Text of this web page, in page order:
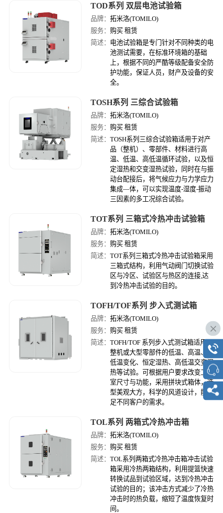
TOD系列 双层电池试验箱
品牌：拓米洛(TOMILO)
服务： 购买 租赁
简述： 电池试验箱是专门针对不同种类的电
池测试需要，在标准环境箱的基础
上，根据不同的严酷等级配备安全防
护功能，保证人员，财产及设备的安
全。
TOSH系列 三综合试验箱
品牌：拓米洛(TOMILO)
服务： 购买 租赁
简述：TOSH系列三综合试验箱适用于对产
品（整机）、零部件、材料进行高
温、低温、高低温循环试验，以及恒
定湿热和交变湿热试验，同时在与振
动台配接后，将气候应力与力学应力
集成—体，可以实现温度-湿度-振动
三因素的多工况综合试验。
TOT系列 三箱式冷热冲击试验箱
品牌：拓米洛(TOMILO)
服务： 购买 租赁
简述：TOT系列三箱式冷热冲击试验箱采用
三箱式结构，利用气动阀门切换试验
区与冷区、试验区与热区的连接,达
到冷热冲击试验的目的。
TOFH/TOF系列 步入式测试箱
品牌：拓米洛(TOMILO)
服务： 购买 租赁
简述：TOFH/TOF 系列步入式测试箱适用于
整机或大型零部件的低温、高温、高
低温变化、恒定湿热、高低温交变湿
热等试验。可根据用户要求改变工作
室尺寸与功能，采用拼块式箱体，造
型美观大方，科学的风道设计，能满
足不同客户的需求。
TOL系列 两箱式冷热冲击箱
品牌：拓米洛(TOMILO)
服务： 购买 租赁
简述：TOL系列两箱式冷热冲击箱冲击试验
箱采用冷热两箱结构，利用提篮快速
转换试品到试验区域，达到冷热冲击
试验的目的；该冲击方式减少了冷热
冲击时的热负载，缩短了温度恢复时
间。